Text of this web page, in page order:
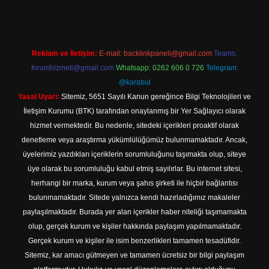
Reklam ve İletişim: E-mail: backlinkpaneli@gmail.com Teams:
forumhizmeti@gmail.com Whatsapp: 0262 606 0 726 Telegram:
@karabul
Yasal Uyarı: Sitemiz, 5651 Sayılı Kanun gereğince Bilgi Teknolojileri ve
İletişim Kurumu (BTK) tarafından onaylanmış bir Yer Sağlayıcı olarak
hizmet vermektedir. Bu nedenle, sitedeki içerikleri proaktif olarak
denetleme veya araştırma yükümlülüğümüz bulunmamaktadır. Ancak,
üyelerimiz yazdıkları içeriklerin sorumluluğunu taşımakta olup, siteye
üye olarak bu sorumluluğu kabul etmiş sayılırlar. Bu internet sitesi,
herhangi bir marka, kurum veya şahıs şirketi ile hiçbir bağlantısı
bulunmamaktadır. Sitede yalnızca kendi hazırladığımız makaleler
paylaşılmaktadır. Burada yer alan içerikler haber niteliği taşımamakta
olup, gerçek kurum ve kişiler hakkında paylaşım yapılmamaktadır.
Gerçek kurum ve kişiler ile isim benzerlikleri tamamen tesadüfidir.
Sitemiz, kar amacı gütmeyen ve tamamen ücretsiz bir bilgi paylaşım